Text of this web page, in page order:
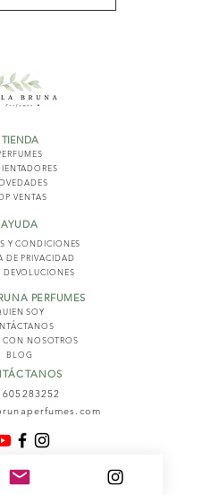
TIENDA
ADES
VENTAS
AYUDA
Y CONDICIONES
DE PRIVACIDAD
DEVOLUCIONES
PERFUMES
SOY
CON NOSOTROS
BLOG
605283252
Bruna Perfumes